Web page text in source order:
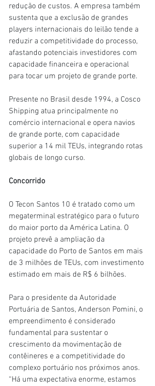
redução de custos. A empresa também
sustenta que a exclusão de grandes
players internacionais do leilão tende a
reduzir a competitividade do processo,
afastando potenciais investidores com
capacidade financeira e operacional
para tocar um projeto de grande porte.
Presente no Brasil desde 1994, a Cosco
Shipping atua principalmente no
comércio internacional e opera navios
de grande porte, com capacidade
superior a 14 mil TEUs, integrando rotas
globais de longo curso.
Concorrido
O Tecon Santos 10 é tratado como um
megaterminal estratégico para o futuro
do maior porto da América Latina. O
projeto prevê a ampliação da
capacidade do Porto de Santos em mais
de 3 milhões de TEUs, com investimento
estimado em mais de R$ 6 bilhões.
Para o presidente da Autoridade
Portuária de Santos, Anderson Pomini, o
empreendimento é considerado
fundamental para sustentar o
crescimento da movimentação de
contêineres e a competitividade do
complexo portuário nos próximos anos.
“Há uma expectativa enorme, estamos